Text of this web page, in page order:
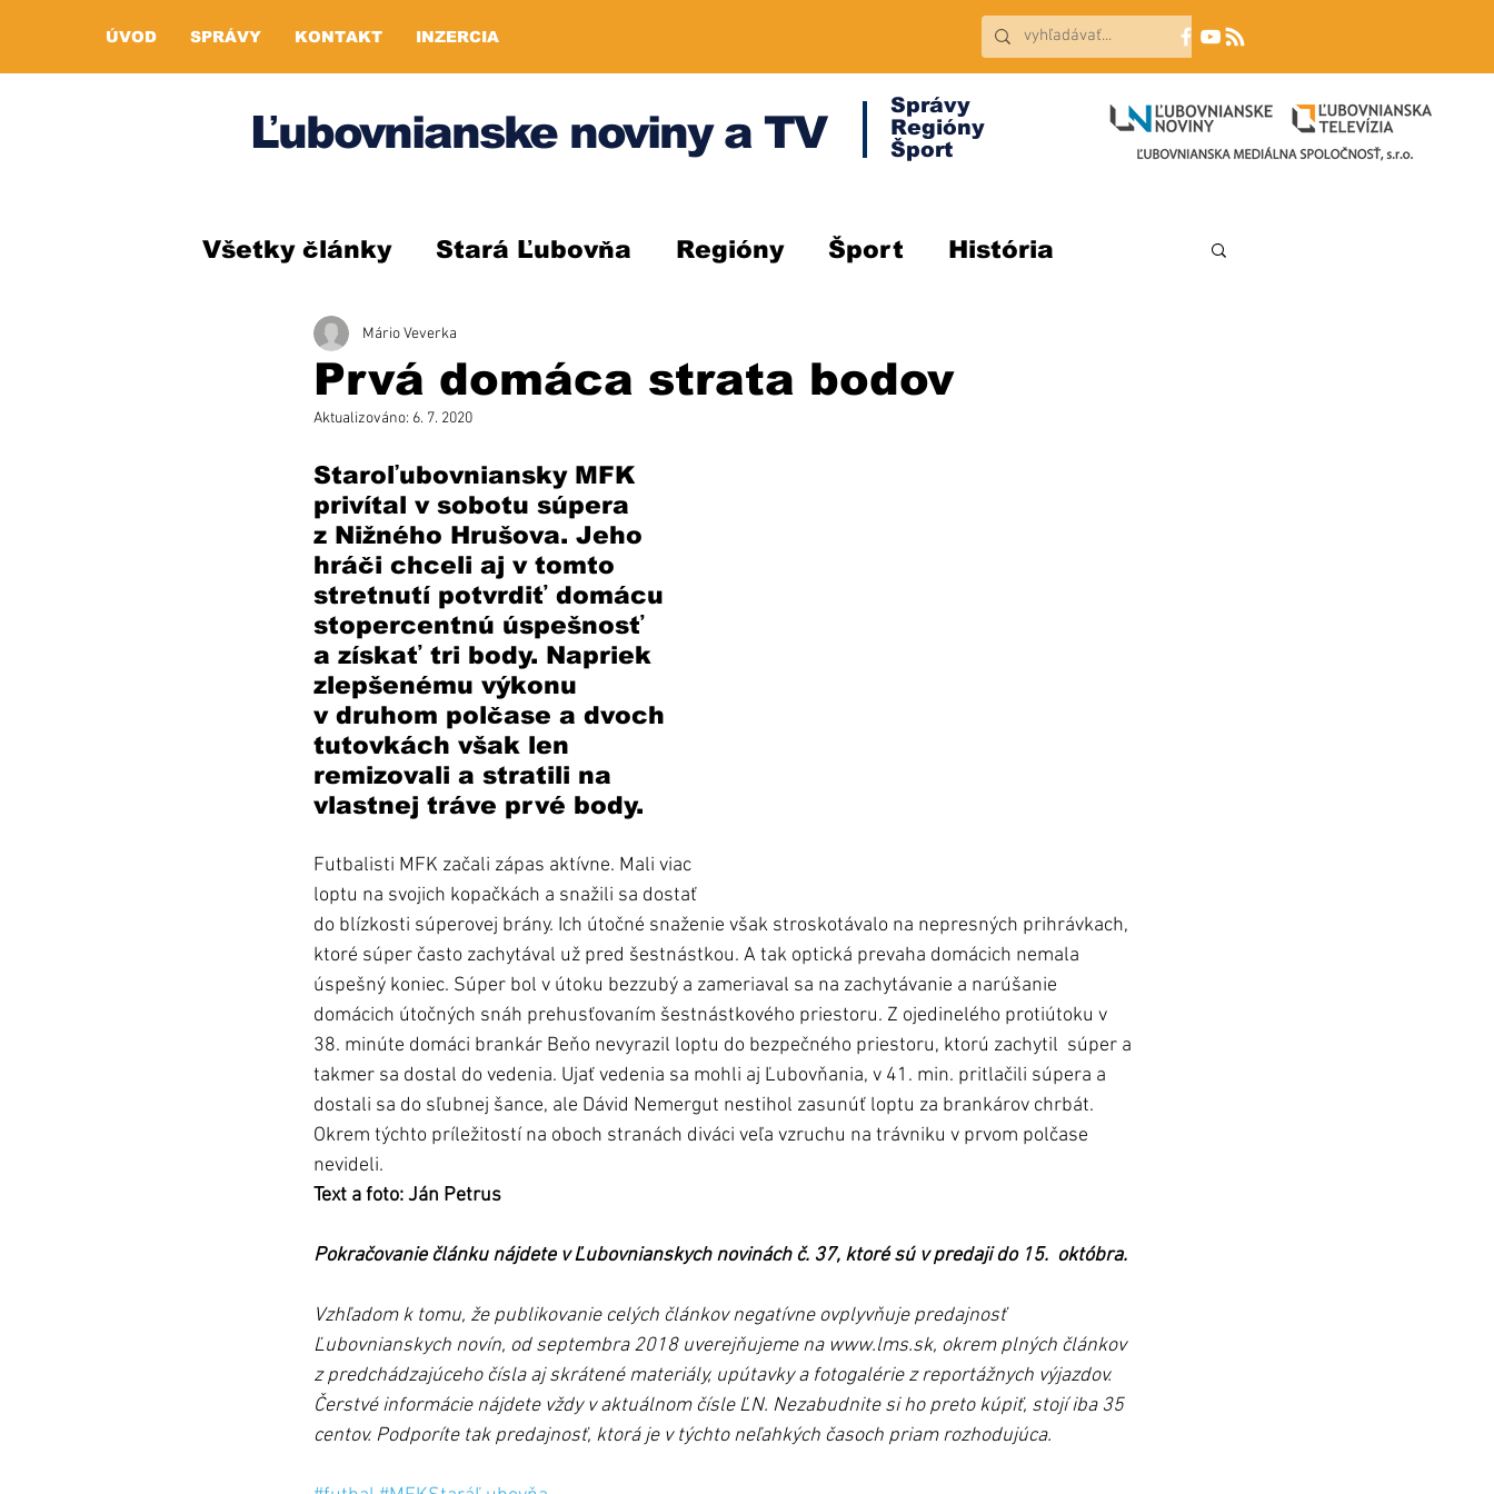
ÚVOD SPRÁVY KONTAKT INZERCIA
Ľubovnianske noviny a TV
Správy
Regióny
Šport
Všetky články Stará Ľubovňa Regióny Šport História
Prvá domáca strata bodov
Mário Veverka
Aktualizováno: 6. 7. 2020
Staroľubovniansky MFK
privítal v sobotu súpera
z Nižného Hrušova. Jeho
hráči chceli aj v tomto
stretnutí potvrdiť domácu
stopercentnú úspešnosť
a získať tri body. Napriek
zlepšenému výkonu
v druhom polčase a dvoch
tutovkách však len
remizovali a stratili na
vlastnej tráve prvé body.
Futbalisti MFK začali zápas aktívne. Mali viac
loptu na svojich kopačkách a snažili sa dostať
do blízkosti súperovej brány. Ich útočné snaženie však stroskotávalo na nepresných prihrávkach,
ktoré súper často zachytával už pred šestnástkou. A tak optická prevaha domácich nemala
úspešný koniec. Súper bol v útoku bezzubý a zameriaval sa na zachytávanie a narúšanie
domácich útočných snáh prehusťovaním šestnástkového priestoru. Z ojedinelého protiútoku v
38. minúte domáci brankár Beňo nevyrazil loptu do bezpečného priestoru, ktorú zachytil  súper a
takmer sa dostal do vedenia. Ujať vedenia sa mohli aj Ľubovňania, v 41. min. pritlačili súpera a
dostali sa do sľubnej šance, ale Dávid Nemergut nestihol zasunúť loptu za brankárov chrbát.
Okrem týchto príležitostí na oboch stranách diváci veľa vzruchu na trávniku v prvom polčase
nevideli.
Text a foto: Ján Petrus
Pokračovanie článku nájdete v Ľubovnianskych novinách č. 37, ktoré sú v predaji do 15.  októbra.
Vzhľadom k tomu, že publikovanie celých článkov negatívne ovplyvňuje predajnosť
Ľubovnianskych novín, od septembra 2018 uverejňujeme na www.lms.sk, okrem plných článkov
z predchádzajúceho čísla aj skrátené materiály, upútavky a fotogalérie z reportážnych výjazdov.
Čerstvé informácie nájdete vždy v aktuálnom čísle ĽN. Nezabudnite si ho preto kúpiť, stojí iba 35
centov. Podporíte tak predajnosť, ktorá je v týchto neľahkých časoch priam rozhodujúca.